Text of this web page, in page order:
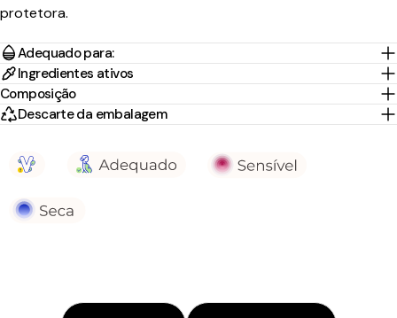
protetora.
Adequado para:
Ingredientes ativos
Composição
Descarte da embalagem